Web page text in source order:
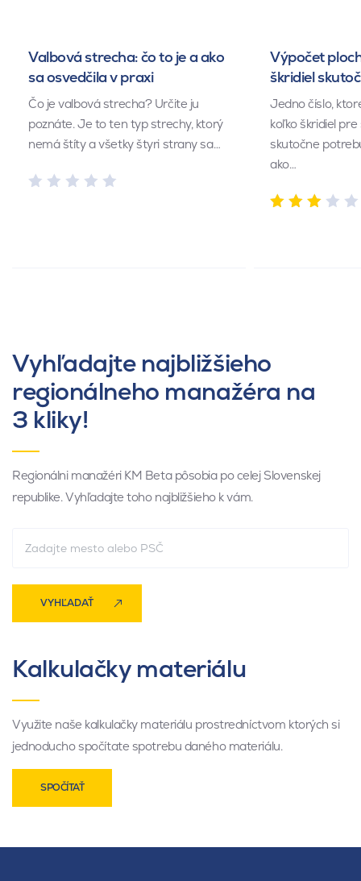
Valbová strecha: čo to je a ako
sa osvedčila v praxi
Čo je valbová strecha? Určite ju
poznáte. Je to ten typ strechy, ktorý
nemá štíty a všetky štyri strany sa…
Výpočet
škridiel
Jedno číslo,
koľko škridiel
skutočne
ako…
Vyhľadajte najbližšieho
regionálneho manažéra na
3 kliky!
Regionálni manažéri KM Beta pôsobia po celej Slovenskej
republike. Vyhľadajte toho najbližšieho k vám.
VYHĽADAŤ
Kalkulačky materiálu
Využite naše kalkulačky materiálu prostredníctvom ktorých si
jednoducho spočítate spotrebu daného materiálu.
SPOČÍTAŤ